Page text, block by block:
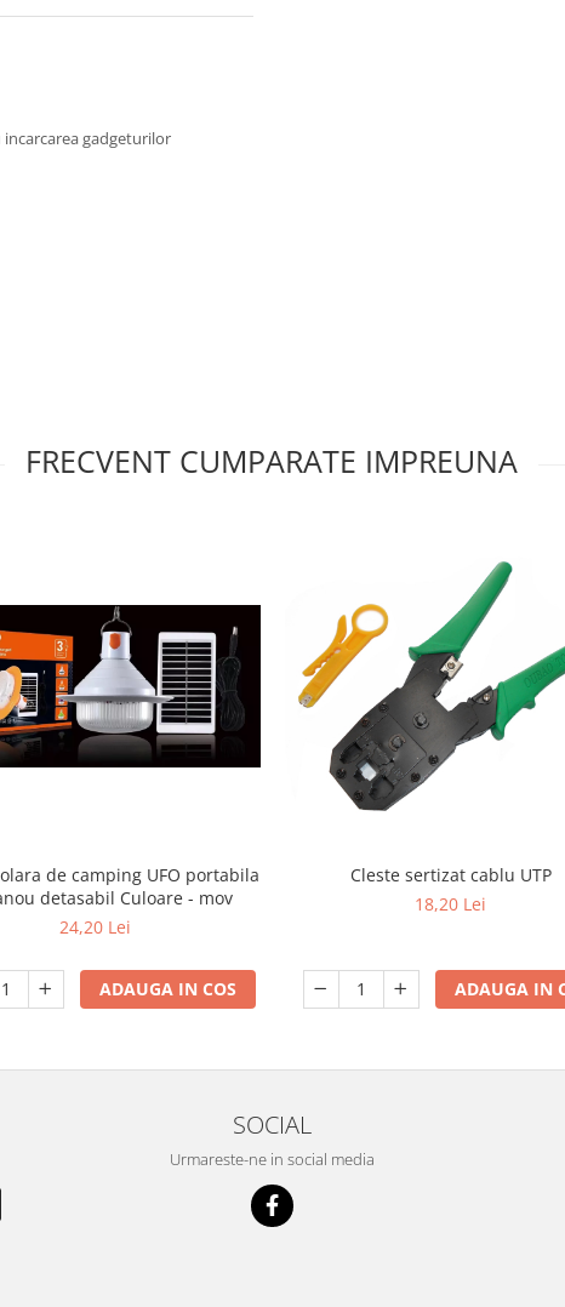
gadgeturilor
FRECVENT CUMPARATE IMPREUNA
de camping UFO portabila
detasabil Culoare - mov
24,20 Lei
ADAUGA IN COS
Cleste sertizat cablu UTP
18,20 Lei
ADAUGA IN
SOCIAL
Urmareste-ne in social media